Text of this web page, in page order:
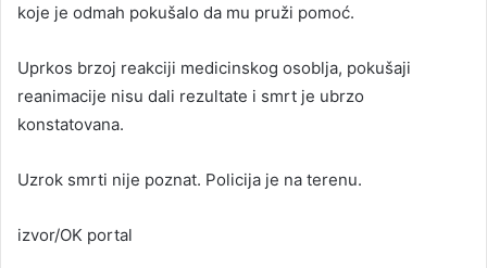
koje je odmah pokušalo da mu pruži pomoć.
Uprkos brzoj reakciji medicinskog osoblja, pokušaji
reanimacije nisu dali rezultate i smrt je ubrzo
konstatovana.
Uzrok smrti nije poznat. Policija je na terenu.
izvor/OK portal